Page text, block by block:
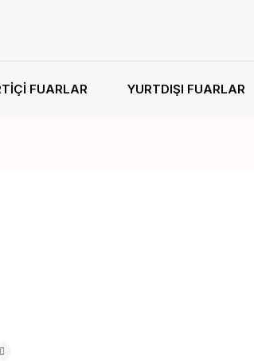
FUARLAR YURTDIŞI FUARLAR